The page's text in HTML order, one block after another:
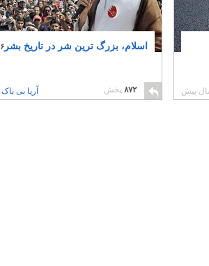
اسلام، بزرگ ترین شر در تاریخ بشر‎ ۶
۸۷۲پخش آریا بی باک